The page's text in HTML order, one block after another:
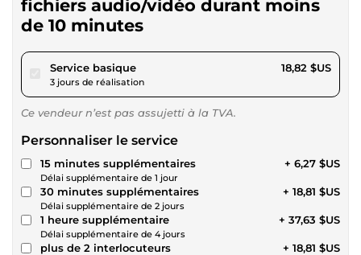
fichiers audio/vidéo durant moins
de 10 minutes
Service basiquepour 17,34 $US
3 jours de réalisation
18,82 $US
Ce vendeur n’est pas assujetti à la TVA.
Personnaliser le service
15 minutes supplémentaires
Délai supplémentaire de 1 jour
+ 6,27 $US
30 minutes supplémentaires
Délai supplémentaire de 2 jours
+ 18,81 $US
1 heure supplémentaire
Délai supplémentaire de 4 jours
+ 37,63 $US
plus de 2 interlocuteurs + 18,81 $US